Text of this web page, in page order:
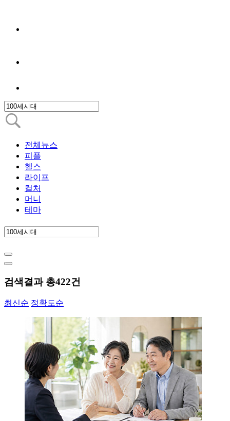
전체뉴스
피플
헬스
라이프
컬처
머니
테마
검색결과 총422건
최신순 정확도순